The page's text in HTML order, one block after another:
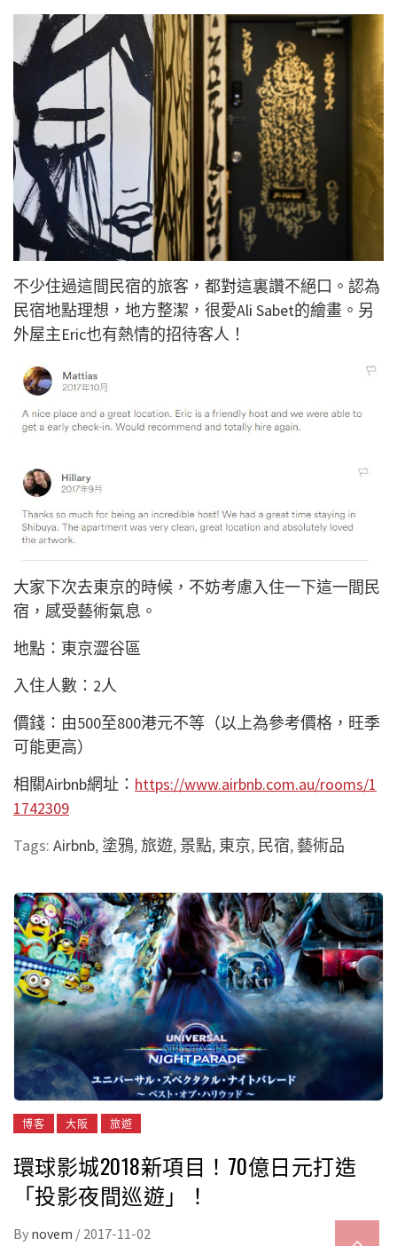
不少住過這間民宿的旅客，都對這裏讚不絕口。認為
民宿地點理想，地方整潔，很愛Ali Sabet的繪畫。另
外屋主Eric也有熱情的招待客人！
大家下次去東京的時候，不妨考慮入住一下這一間民
宿，感受藝術氣息。
地點：東京澀谷區
入住人數：2人
價錢：由500至800港元不等（以上為參考價格，旺季
可能更高）
相關Airbnb網址： https://www.airbnb.com.au/rooms/1
1742309
Tags: Airbnb, 塗鴉, 旅遊, 景點, 東京, 民宿, 藝術品
博客 大阪 旅遊
環球影城2018新項目！70億日元打造
「投影夜間巡遊」！
By novem / 2017-11-02